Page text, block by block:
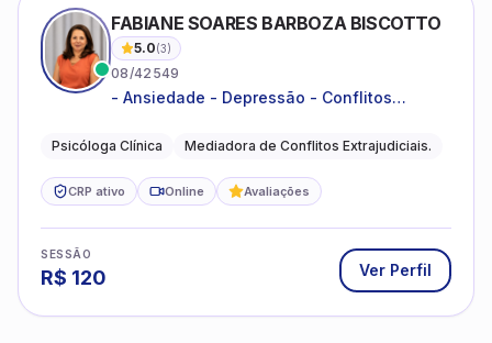
FABIANE SOARES BARBOZA BISCOTTO
5.0(3)
08/42549
- Ansiedade - Depressão - Conflitos
relacionamentos - Autoestima -
Psicóloga Clínica Mediadora de Conflitos Extrajudiciais.
CRP ativo Online Avaliações
SESSÃO
R$ 120 Ver Perfil